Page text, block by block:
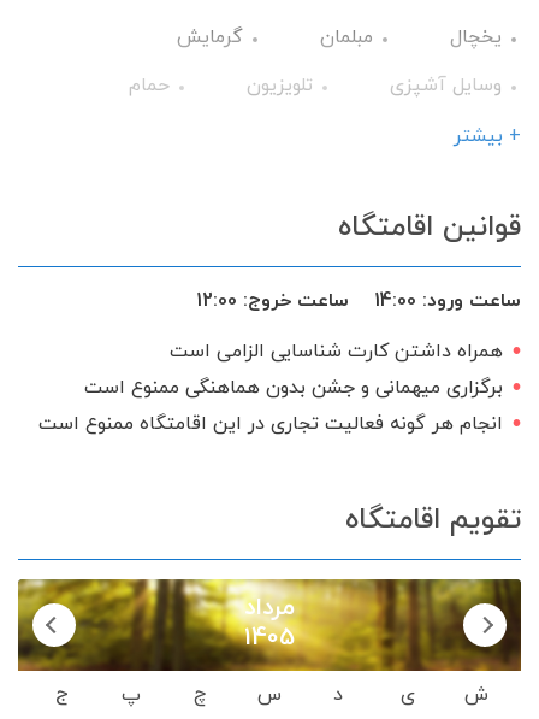
یخچال مبلمان
گرمایش
وسایل آشپزی
تلویزیون
حمام
کولر آبی
+ بیشتر
قوانین اقامتگاه
ساعت ورود: 14:00 ساعت خروج: 12:00
همراه داشتن کارت شناسایی الزامی است
برگزاری میهمانی و جشن بدون هماهنگی ممنوع است
انجام هر گونه فعالیت تجاری در این اقامتگاه ممنوع است
تقویم اقامتگاه
مرداد
1405
ش ی د س چ پ
ج